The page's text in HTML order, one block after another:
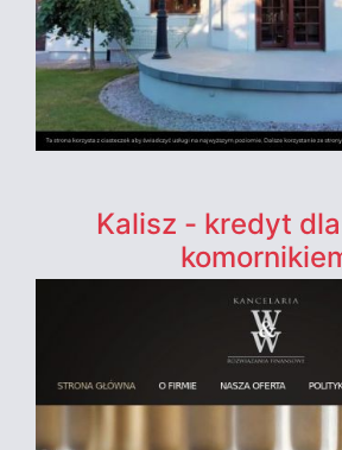
Kalisz - kredyt